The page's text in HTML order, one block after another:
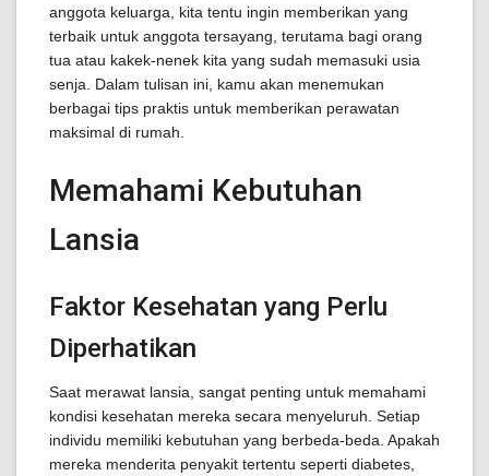
anggota keluarga, kita tentu ingin memberikan yang
terbaik untuk anggota tersayang, terutama bagi orang
tua atau kakek-nenek kita yang sudah memasuki usia
senja. Dalam tulisan ini, kamu akan menemukan
berbagai tips praktis untuk memberikan perawatan
maksimal di rumah.
Memahami Kebutuhan
Lansia
Faktor Kesehatan yang Perlu
Diperhatikan
Saat merawat lansia, sangat penting untuk memahami
kondisi kesehatan mereka secara menyeluruh. Setiap
individu memiliki kebutuhan yang berbeda-beda. Apakah
mereka menderita penyakit tertentu seperti diabetes,